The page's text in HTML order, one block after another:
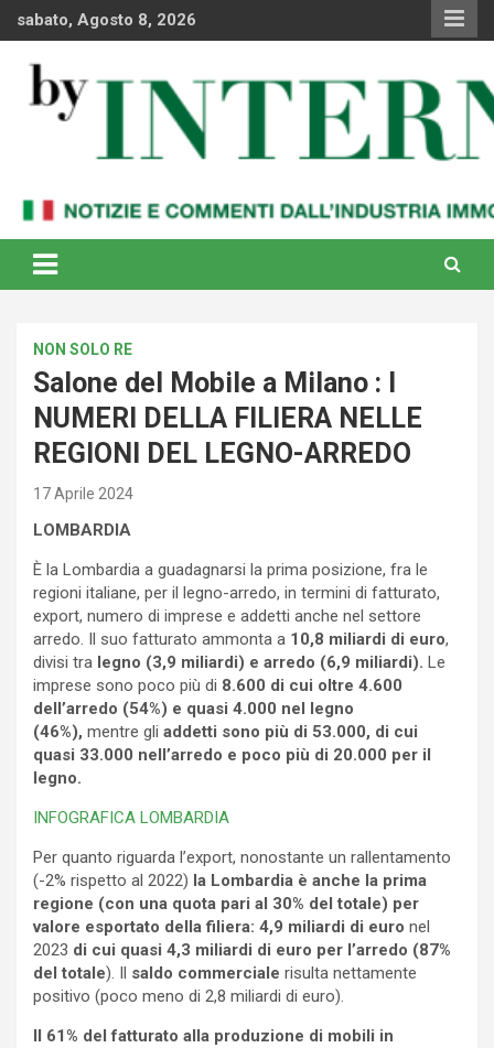
sabato, Agosto 8, 2026
By Internews
internazionale
NON SOLO RE
Salone del Mobile a Milano : I
NUMERI DELLA FILIERA NELLE
REGIONI DEL LEGNO-ARREDO
17 Aprile 2024
LOMBARDIA
È la Lombardia a guadagnarsi la prima posizione, fra le
regioni italiane, per il legno-arredo, in termini di fatturato,
export, numero di imprese e addetti anche nel settore
arredo. Il suo fatturato ammonta a 10,8 miliardi di euro,
divisi tra legno (3,9 miliardi) e arredo (6,9 miliardi). Le
imprese sono poco più di 8.600 di cui oltre 4.600
dell’arredo (54%) e quasi 4.000 nel legno
(46%), mentre gli addetti sono più di 53.000, di cui
quasi 33.000 nell’arredo e poco più di 20.000 per il
legno.
INFOGRAFICA LOMBARDIA
Per quanto riguarda l’export, nonostante un rallentamento
(-2% rispetto al 2022) la Lombardia è anche la prima
regione (con una quota pari al 30% del totale) per
valore esportato della filiera: 4,9 miliardi di euro nel
2023 di cui quasi 4,3 miliardi di euro per l’arredo (87%
del totale). Il saldo commerciale risulta nettamente
positivo (poco meno di 2,8 miliardi di euro).
Il 61% del fatturato alla produzione di mobili in